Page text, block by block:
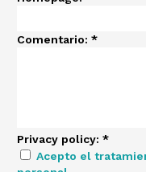
Comentario: *
Privacy policy: *
Acepto el